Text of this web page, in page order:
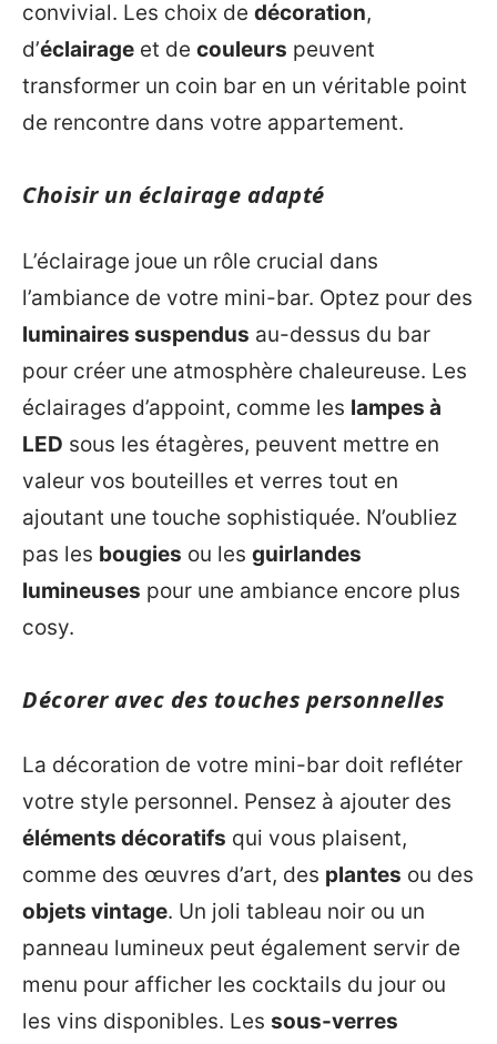
convivial. Les choix de décoration,
d’éclairage et de couleurs peuvent
transformer un coin bar en un véritable point
de rencontre dans votre appartement.
Choisir un éclairage adapté
L’éclairage joue un rôle crucial dans
l’ambiance de votre mini-bar. Optez pour des
luminaires suspendus au-dessus du bar
pour créer une atmosphère chaleureuse. Les
éclairages d’appoint, comme les lampes à
LED sous les étagères, peuvent mettre en
valeur vos bouteilles et verres tout en
ajoutant une touche sophistiquée. N’oubliez
pas les bougies ou les guirlandes
lumineuses pour une ambiance encore plus
cosy.
Décorer avec des touches personnelles
La décoration de votre mini-bar doit refléter
votre style personnel. Pensez à ajouter des
éléments décoratifs qui vous plaisent,
comme des œuvres d’art, des plantes ou des
objets vintage. Un joli tableau noir ou un
panneau lumineux peut également servir de
menu pour afficher les cocktails du jour ou
les vins disponibles. Les sous-verres